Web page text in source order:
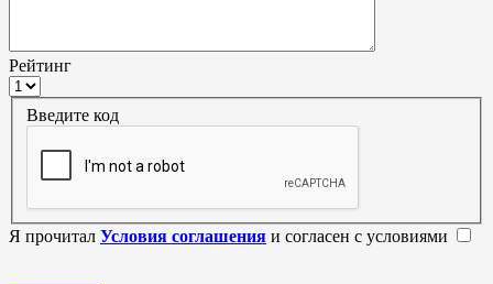
Рейтинг
Введите код
Я прочитал Условия соглашения и согласен с условиями